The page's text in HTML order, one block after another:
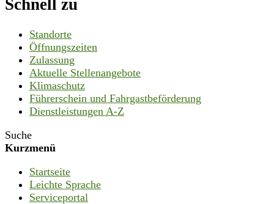
Schnell zu
Standorte
Öffnungszeiten
Zulassung
Aktuelle Stellenangebote
Klimaschutz
Führerschein und Fahrgastbeförderung
Dienstleistungen A-Z
Suche
Kurzmenü
Startseite
Leichte Sprache
Serviceportal